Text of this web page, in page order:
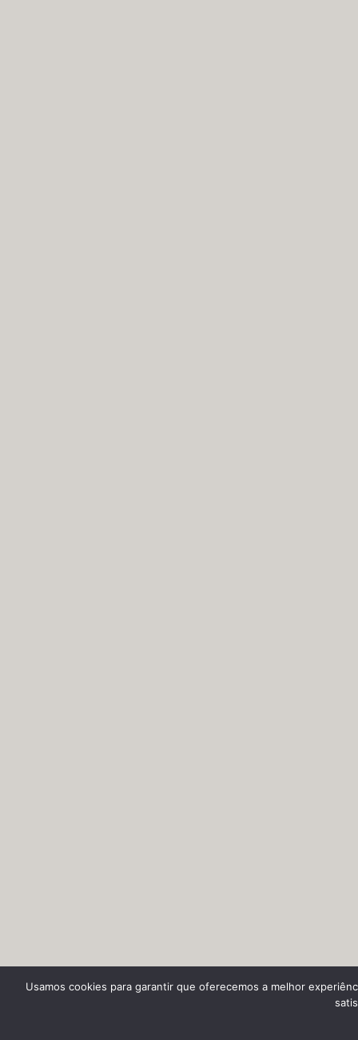
Usamos cookies para garantir que oferecemos a melhor